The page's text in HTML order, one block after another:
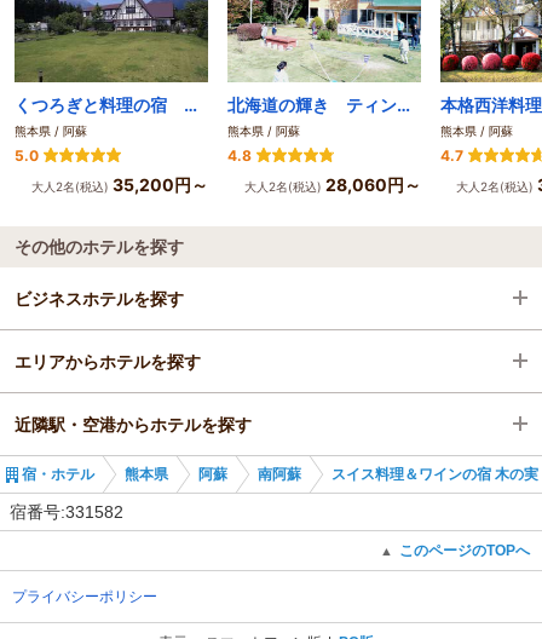
くつろぎと料理の宿 ｒｅｓｈｕｋｕ 森のレンガ館
熊本県 / 阿蘇
5.0
大人2名(税込) 35,200円～
北海道の輝き ティンクナ
熊本県 / 阿蘇
4.8
大人2名(税込) 28,060円～
熊本県 / 阿蘇
4.7
大人2名(税込)
その他のホテルを探す
ビジネスホテルを探す
熊本県
阿蘇
南阿蘇
エリアからホテルを探す
熊本県
阿蘇
近隣駅・空港からホテルを探す
長陽駅
宿・ホテル 熊本県 阿蘇 南阿蘇 スイス料理＆ワインの宿 木の実
宿番号:331582
▲ このページのTOPへ
プライバシーポリシー